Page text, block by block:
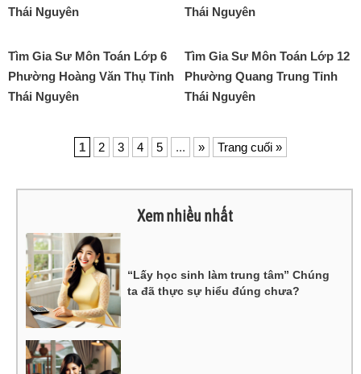
Thái Nguyên
Thái Nguyên
Tìm Gia Sư Môn Toán Lớp 6
Phường Hoàng Văn Thụ Tỉnh
Thái Nguyên
Tìm Gia Sư Môn Toán Lớp 12
Phường Quang Trung Tỉnh
Thái Nguyên
1 2 3 4 5 ... » Trang cuối »
Xem nhiều nhất
“Lấy học sinh làm trung tâm” Chúng
ta đã thực sự hiểu đúng chưa?